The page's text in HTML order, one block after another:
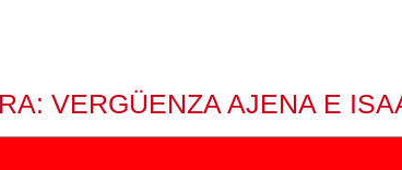
VERGÜENZA AJENA E